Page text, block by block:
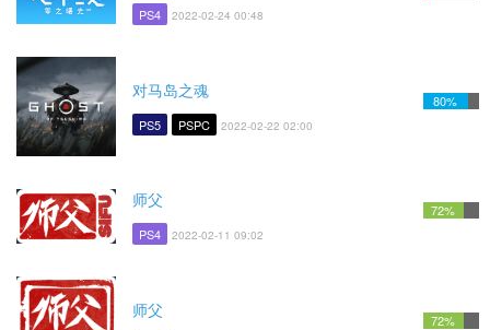
PS4 2022-02-24 00:48
对马岛之魂
PS5 PSPC 2022-02-22 02:00
80%
师父
PS4 2022-02-11 09:02
72%
师父 72%